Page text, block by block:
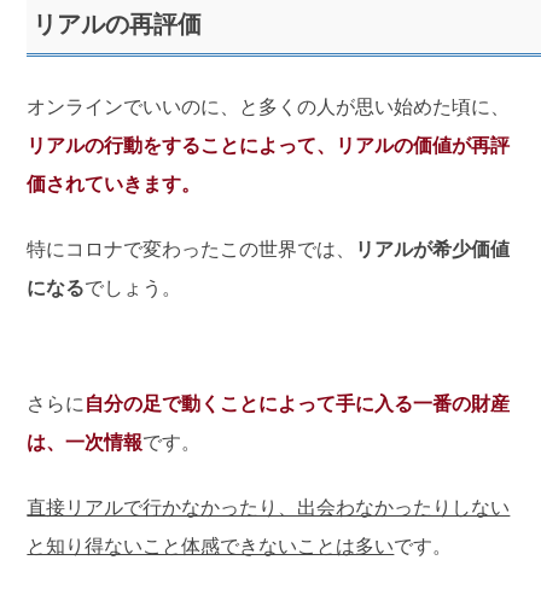
リアルの再評価
オンラインでいいのに、と多くの人が思い始めた頃に、
リアルの行動をすることによって、リアルの価値が再評
価されていきます。
特にコロナで変わったこの世界では、
リアルが希少価値
になるでしょう。
さらに 自分の足で動くことによって手に入る一番の財産
は、一次情報です。
直接リアルで行かなかったり、出会わなかったりしない
と知り得ないこと体感できないことは多いです。